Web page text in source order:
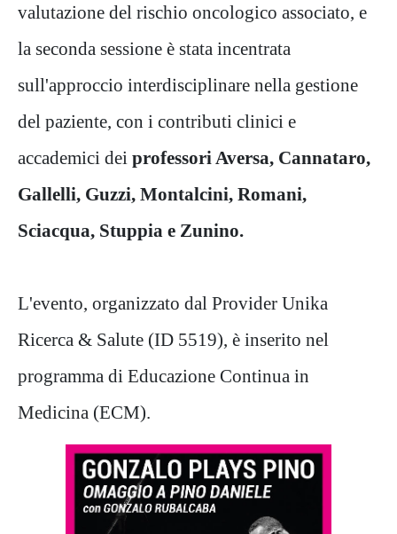
valutazione del rischio oncologico associato, e
la seconda sessione è stata incentrata
sull'approccio interdisciplinare nella gestione
del paziente, con i contributi clinici e
accademici dei professori Aversa, Cannataro,
Gallelli, Guzzi, Montalcini, Romani,
Sciacqua, Stuppia e Zunino.
L'evento, organizzato dal Provider Unika
Ricerca & Salute (ID 5519), è inserito nel
programma di Educazione Continua in
Medicina (ECM).